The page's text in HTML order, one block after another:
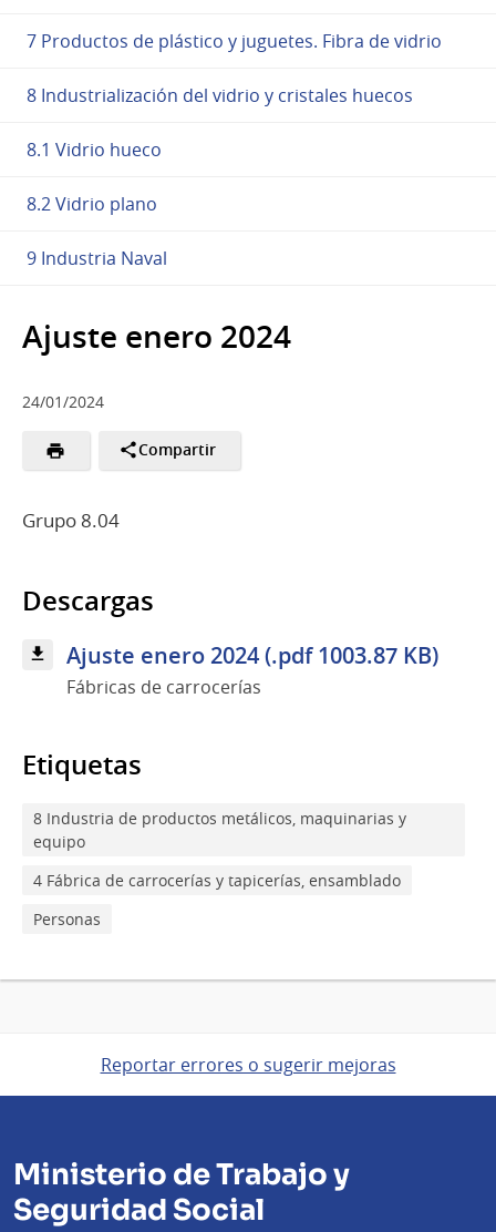
7 Productos de plástico y juguetes. Fibra de vidrio
8 Industrialización del vidrio y cristales huecos
8.1 Vidrio hueco
8.2 Vidrio plano
9 Industria Naval
Ajuste enero 2024
24/01/2024
Compartir
Grupo 8.04
Descargas
Ajuste enero 2024 (.pdf 1003.87 KB)
Fábricas de carrocerías
Etiquetas
8 Industria de productos metálicos, maquinarias y
equipo
4 Fábrica de carrocerías y tapicerías, ensamblado
Personas
Reportar errores o sugerir mejoras
Ministerio de Trabajo y
Seguridad Social